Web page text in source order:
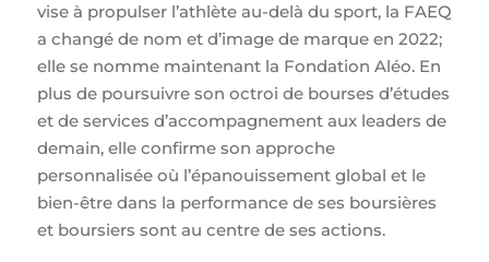
vise à propulser l’athlète au-delà du sport, la FAEQ
a changé de nom et d’image de marque en 2022;
elle se nomme maintenant la Fondation Aléo. En
plus de poursuivre son octroi de bourses d’études
et de services d’accompagnement aux leaders de
demain, elle confirme son approche
personnalisée où l’épanouissement global et le
bien-être dans la performance de ses boursières
et boursiers sont au centre de ses actions.